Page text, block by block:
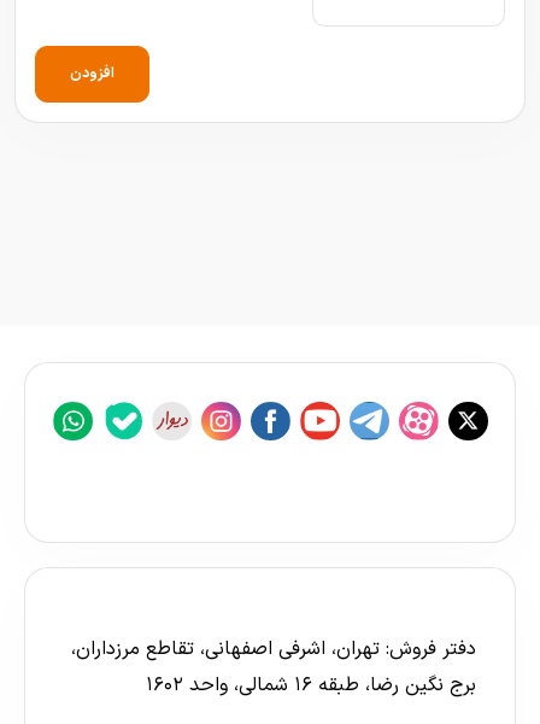
افزودن
دفتر فروش: تهران، اشرفی اصفهانی، تقاطع مرزداران،
برج نگین رضا، طبقه ۱۶ شمالی، واحد ۱۶۰۲